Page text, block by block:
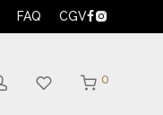
FAQ CGV
0